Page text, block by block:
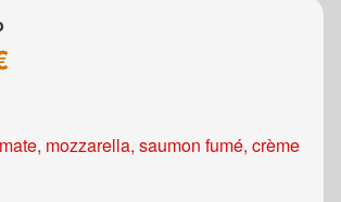
mozzarella, saumon fumé, crème